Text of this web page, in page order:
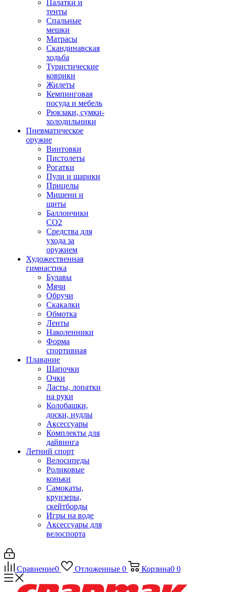
Палатки и
тенты
Спальные
мешки
Матрасы
Скандинавская
ходьба
Туристические
коврики
Жилеты
Кемпинговая
посуда и мебель
Рюкзаки, сумки-
холодильники
Пневматическое
оружие
Винтовки
Пистолеты
Рогатки
Пули и шарики
Прицелы
Мишени и
щиты
Баллончики
CO2
Средства для
ухода за
оружием
Художественная
гимнастика
Булавы
Мячи
Обручи
Скакалки
Обмотка
Ленты
Наколенники
Форма
спортивная
Плавание
Шапочки
Очки
Ласты, лопатки
на руки
Колобашки,
доски, нудлы
Аксессуары
Комплекты для
дайвинга
Летний спорт
Велосипеды
Роликовые
коньки
Самокаты,
круизеры,
скейтборды
Игры на воде
Аксессуары для
велоспорта
Сравнение0 Отложенные 0 Корзина0 0